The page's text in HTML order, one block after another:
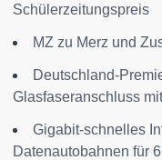
Schülerzeitungspreis
MZ zu Merz und
Deutschland-
Glasfaseranschluss
Gigabit-schnelles
Datenautobahnen für